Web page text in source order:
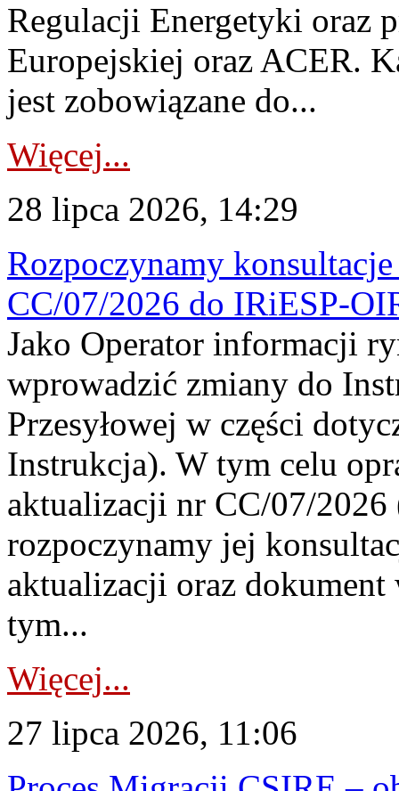
Regulacji Energetyki oraz
Europejskiej oraz ACER.
jest zobowiązane do...
Więcej...
28 lipca 2026, 14:29
Rozpoczynamy
CC/07/2026 do IRiESP-
Jako Operator informacji
wprowadzić zmiany do
Przesyłowej w części
Instrukcja). W tym celu
aktualizacji nr CC/07/
rozpoczynamy jej
aktualizacji oraz
tym...
Więcej...
27 lipca 2026, 11:06